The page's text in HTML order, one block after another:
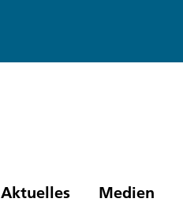
Aktuelles Medien